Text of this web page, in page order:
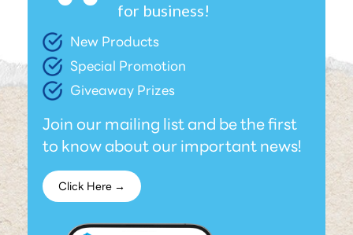
for business!
New Products
Special Promotion
Giveaway Prizes
Join our mailing list and be the first
to know about our important news!
Click Here →